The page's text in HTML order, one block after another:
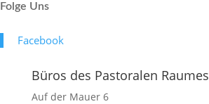
Folge Uns
Face­book
Büros des Pastoralen Raumes
Auf der Mauer 6